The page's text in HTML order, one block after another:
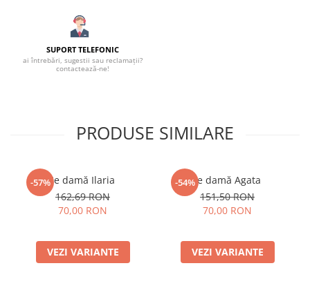
SUPORT TELEFONIC
ai întrebări, sugestii sau reclamații?
contactează-ne!
PRODUSE SIMILARE
-57%Ie damă Ilaria
162,69 RON
70,00 RON
VEZI VARIANTE
-54%Ie damă Agata
151,50 RON
70,00 RON
VEZI VARIANTE